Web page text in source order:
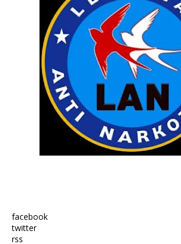
facebook
twitter
rss